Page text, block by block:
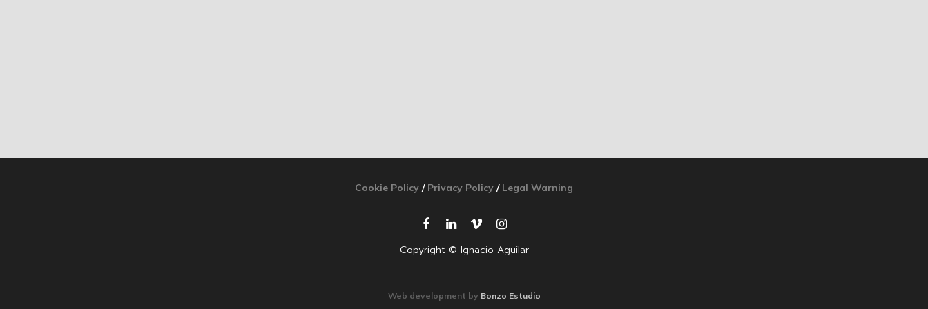
Cookie Policy / Privacy Policy / Legal Warning
Copyright © Ignacio Aguilar
Web development by Bonzo Estudio